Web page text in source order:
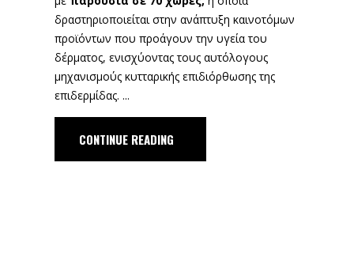
δραστηριοποιείται στην ανάπτυξη καινοτόμων
προϊόντων που προάγουν την υγεία του
δέρματος, ενισχύοντας τους αυτόλογους
μηχανισμούς κυτταρικής επιδιόρθωσης της
επιδερμίδας.
CONTINUE READING